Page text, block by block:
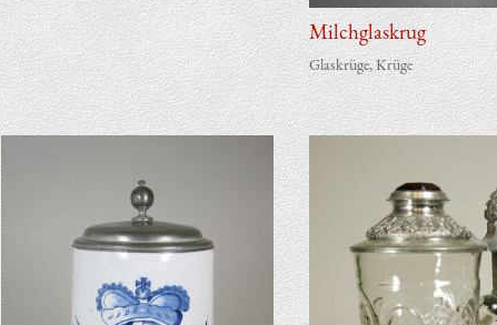
Milch­glas­krug
Glaskrüge,Krüge